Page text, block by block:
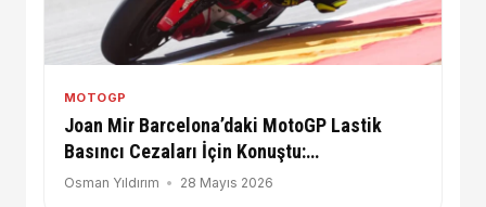
MOTOGP
Joan Mir Barcelona’daki MotoGP Lastik
Basıncı Cezaları İçin Konuştu:
“Sorgulanmalı”
Osman Yıldırım 28 Mayıs 2026